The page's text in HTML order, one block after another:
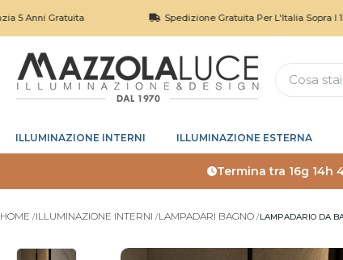
Gratuita Spedizione Gratuita Per L'Italia Sopra I 150€
ILLUMINAZIONE INTERNI ILLUMINAZIONE ESTERNA
Termina tra 16g 14h
HOME ILLUMINAZIONE INTERNI LAMPADARI BAGNO LAMPADARIO DA